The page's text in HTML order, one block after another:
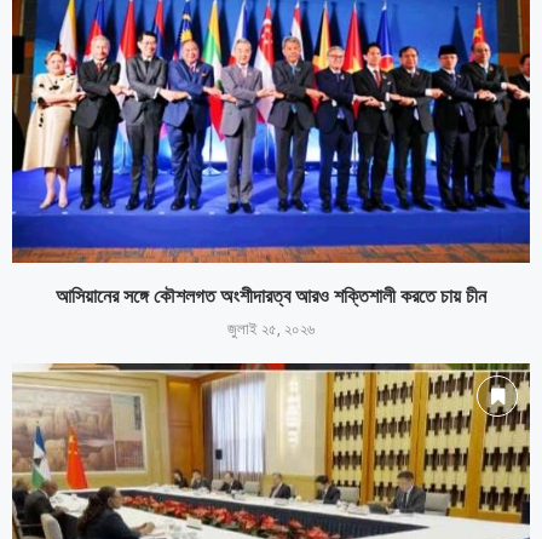
আসিয়ানের সঙ্গে কৌশলগত অংশীদারত্ব আরও শক্তিশালী করতে চায় চীন
জুলাই ২৫, ২০২৬